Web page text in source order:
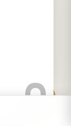
des
des
des Alpilles